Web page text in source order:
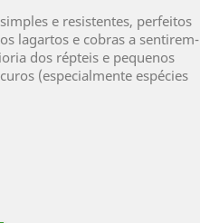
e resistentes, perfeitos
lagartos e cobras a sentirem-
dos répteis e pequenos
(especialmente espécies